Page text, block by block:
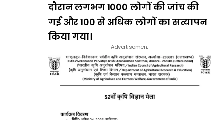
दौरान लगभग 1000 लोगों की जांच की
गई और 100 से अधिक लोगों का सत्यापन
किया गया।
- Advertisement -